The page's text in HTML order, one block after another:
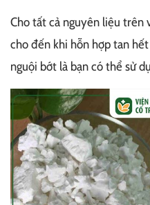
Cho tất cả nguyên liệu trên
cho đến khi hỗn hợp tan
nguội bớt là bạn có thể sử